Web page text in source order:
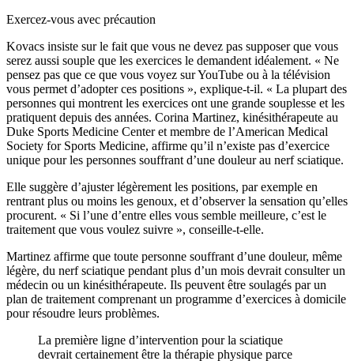
Exercez-vous avec précaution
Kovacs insiste sur le fait que vous ne devez pas supposer que vous
serez aussi souple que les exercices le demandent idéalement. « Ne
pensez pas que ce que vous voyez sur YouTube ou à la télévision
vous permet d’adopter ces positions », explique-t-il. « La plupart des
personnes qui montrent les exercices ont une grande souplesse et les
pratiquent depuis des années. Corina Martinez, kinésithérapeute au
Duke Sports Medicine Center et membre de l’American Medical
Society for Sports Medicine, affirme qu’il n’existe pas d’exercice
unique pour les personnes souffrant d’une douleur au nerf sciatique.
Elle suggère d’ajuster légèrement les positions, par exemple en
rentrant plus ou moins les genoux, et d’observer la sensation qu’elles
procurent. « Si l’une d’entre elles vous semble meilleure, c’est le
traitement que vous voulez suivre », conseille-t-elle.
Martinez affirme que toute personne souffrant d’une douleur, même
légère, du nerf sciatique pendant plus d’un mois devrait consulter un
médecin ou un kinésithérapeute. Ils peuvent être soulagés par un
plan de traitement comprenant un programme d’exercices à domicile
pour résoudre leurs problèmes.
La première ligne d’intervention pour la sciatique
devrait certainement être la thérapie physique parce